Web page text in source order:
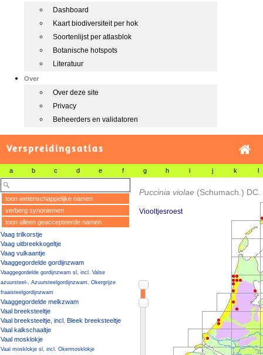
Dashboard
Kaart biodiversiteit per hok
Soortenlijst per atlasblok
Botanische hotspots
Literatuur
Over
Over deze site
Privacy
Beheerders en validatoren
Verspreidingsatlas
a b c d e f g h i j k l
toon wetenschappelijke namen
verberg synoniemen
toon alleen geaccepteerde namen
Vaag trilkorstje
Vaag uitbreekkogeltje
Vaag vulkaantje
Vaaggegordelde gordijnzwam
Vaaggegordelde gordijnzwam sl, incl. Valse
azuursteel-, Azuursteelgordijnzwam, Okergrijze
fraaisteelgordijnzwam
Vaaggegordelde melkzwam
Vaal breeksteeltje
Vaal breeksteeltje, incl. Bleek breeksteeltje
Vaal kalkschaaltje
Vaal mosklokje
Vaal mosklokje sl, incl. Okermosklokje
Puccinia violae (Schumach.) DC.
Viooltjesroest